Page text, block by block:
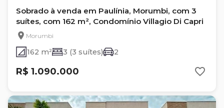
Sobrado à venda em Paulínia, Morumbi, com 3
suítes, com 162 m², Condomínio Villagio Di Capri
Morumbi
162 m² 3 (3 suítes) 2
R$ 1.090.000